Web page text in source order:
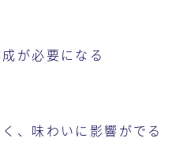
が必要になる
、味わいに影響がでる